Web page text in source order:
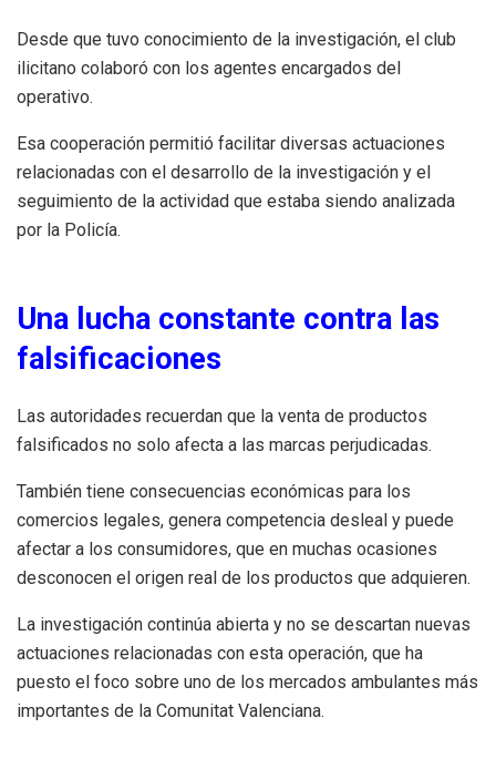
Desde que tuvo conocimiento de la investigación, el club
ilicitano colaboró con los agentes encargados del
operativo.
Esa cooperación permitió facilitar diversas actuaciones
relacionadas con el desarrollo de la investigación y el
seguimiento de la actividad que estaba siendo analizada
por la Policía.
Una lucha constante contra las
falsificaciones
Las autoridades recuerdan que la venta de productos
falsificados no solo afecta a las marcas perjudicadas.
También tiene consecuencias económicas para los
comercios legales, genera competencia desleal y puede
afectar a los consumidores, que en muchas ocasiones
desconocen el origen real de los productos que adquieren.
La investigación continúa abierta y no se descartan nuevas
actuaciones relacionadas con esta operación, que ha
puesto el foco sobre uno de los mercados ambulantes más
importantes de la Comunitat Valenciana.